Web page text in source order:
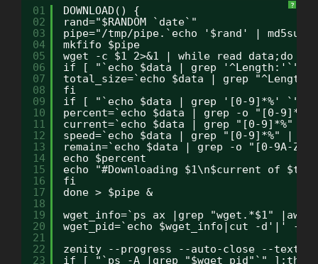
?
01
02
03
04
05
06
07
08
09
10
11
12
13
14
15
16
17
18
19
20
21
22
23
DOWNLOAD() {
rand="$RANDOM `date`"
pipe="/tmp/pipe.`echo '$rand' |
mkfifo $pipe
wget -c $1 2>&1 | while read data;do
if [ "`echo $data | grep '^Length:'`" ];
total_size=`echo $data | grep
fi
if [ "`echo $data | grep '[0-9]*%' `"
percent=`echo $data | grep -o "[0-
current=`echo $data | grep "[0-9]*%"
speed=`echo $data | grep "[0-9]*%"
remain=`echo $data | grep -o "[0-9A-
echo $percent
echo "#Downloading $1\n$current of
fi
done > $pipe &
wget_info=`ps ax |grep "wget.*$1"
wget_pid=`echo $wget_info|cut -d'|' -
zenity --progress --auto-close --
if [ "`ps -A |grep "$wget_pid"`" ];then